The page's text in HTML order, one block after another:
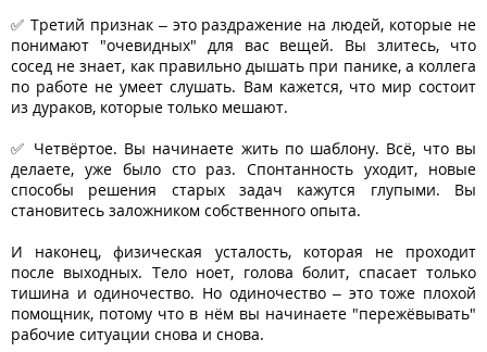
✅ Третий признак – это раздражение на людей, которые не
понимают "очевидных" для вас вещей. Вы злитесь, что
сосед не знает, как правильно дышать при панике, а коллега
по работе не умеет слушать. Вам кажется, что мир состоит
из дураков, которые только мешают.
✅ Четвёртое. Вы начинаете жить по шаблону. Всё, что вы
делаете, уже было сто раз. Спонтанность уходит, новые
способы решения старых задач кажутся глупыми. Вы
становитесь заложником собственного опыта.
И наконец, физическая усталость, которая не проходит
после выходных. Тело ноет, голова болит, спасает только
тишина и одиночество. Но одиночество – это тоже плохой
помощник, потому что в нём вы начинаете "пережёвывать"
рабочие ситуации снова и снова.